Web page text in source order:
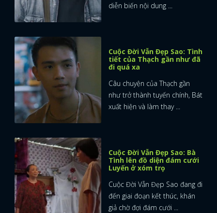
diễn biến nội dung ...
Cuộc Đời Vẫn Đẹp Sao: Tình
tiết của Thạch gần như đã
đi quá xa
Câu chuyện của Thạch gần
như trở thành tuyến chính, Bát
xuất hiện và làm thay ...
Cuộc Đời Vẫn Đẹp Sao: Bà
Tình lên đồ diện đám cưới
Luyến ở xóm trọ
Cuộc Đời Vẫn Đẹp Sao đang đi
đến giai đoạn kết thúc, khán
giả chờ đợi đám cưới ...